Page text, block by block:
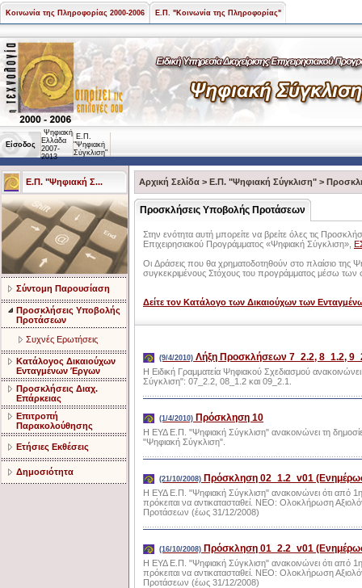
Κοινωνία της Πληροφορίας 2000-2006 Ε.Π. "Κοινωνία της Πληροφορίας"
Είσοδος
Ψηφιακή
Ελλάδα
2007-
2013
Ε.Π.
"Ψηφιακή
Σύγκλιση"
Ε.Π. "Ψηφιακή Σ...
Σύντομη Παρουσίαση
Προσκλήσεις Υποβολής
Προτάσεων
Συχνές Ερωτήσεις
Κατάλογος Δικαιούχων
Ενταγμένων Έργων
Προσκλήσεις Διαχ.
Επάρκειας
Επιτροπή
Παρακολούθησης
Ετήσιες Εκθέσεις
Δημοσιότητα
Αρχική Σελίδα > Ε.Π. "Ψηφιακή Σύγκλιση" >
Προσκλήσεις Υποβολής Προτάσεων
Στην ενότητα αυτή μπορείτε να βρείτε όλες τις
Επιχειρησιακού Προγράμματος «Ψηφιακή Σύγκλιση»,
Οι Δράσεις που θα χρηματοδοτηθούν στο πλαίσιο της
συγκεκριμένους Στόχους του προγράμματος μέσω
Δείτε τον Κατάλογο των Δικαιούχων των
(9/4/2010) Λήξη Προσκλήσεων 7_2.2, 8_1.2,
H Ειδική Γραμματεία Ψηφιακού Σχεδιασμού
Σύγκλιση": 07_2.2, 08_1.2 και 09_2.1.
(1/4/2010) Πρόσκληση 10
Η ΕΥΔ Ε.Π. "Ψηφιακή Σύγκλιση" ανακοινώνει τη
"Ψηφιακή Σύγκλιση".
(21/10/2008) Πρόσκληση 02_1.2_v01
Η ΕΥΔ Ε.Π. "Ψηφιακή Σύγκλιση" ανακοινώνει ότι από
πρόκειται να αντικατασταθεί. ΝΕΟ: Ολοκλήρωση
Προτάσεων (έως 31/12/2008)
(16/10/2008) Πρόσκληση 01_2.2_v01
Η ΕΥΔ Ε.Π. "Ψηφιακή Σύγκλιση" ανακοινώνει ότι από
πρόκειται να αντικατασταθεί. NEO: Ολοκλήρωση
Προτάσεων (έως 31/12/2008)